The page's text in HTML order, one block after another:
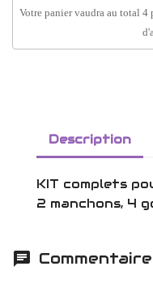
Votre panier vaudra au total 4
Description
KIT complets
2 manchons, 4